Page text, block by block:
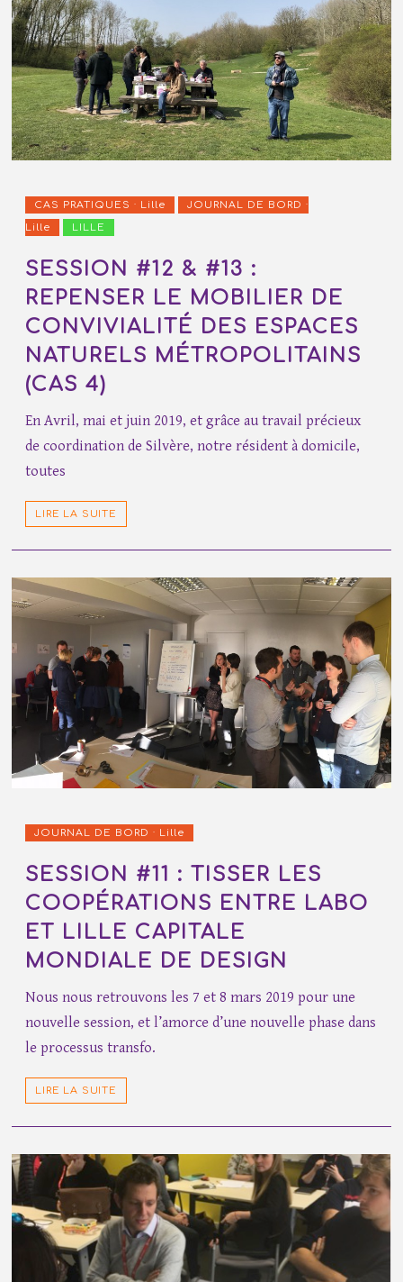
CAS PRATIQUES · Lille
JOURNAL DE BORD ·
Lille
LILLE
SESSION #12 & #13 :
REPENSER LE MOBILIER DE
CONVIVIALITÉ DES ESPACES
NATURELS MÉTROPOLITAINS
(CAS 4)
En Avril, mai et juin 2019, et grâce au travail précieux
de coordination de Silvère, notre résident à domicile,
toutes
LIRE LA SUITE
JOURNAL DE BORD · Lille
SESSION #11 : TISSER LES
COOPÉRATIONS ENTRE LABO
ET LILLE CAPITALE
MONDIALE DE DESIGN
Nous nous retrouvons les 7 et 8 mars 2019 pour une
nouvelle session, et l’amorce d’une nouvelle phase dans
le processus transfo.
LIRE LA SUITE